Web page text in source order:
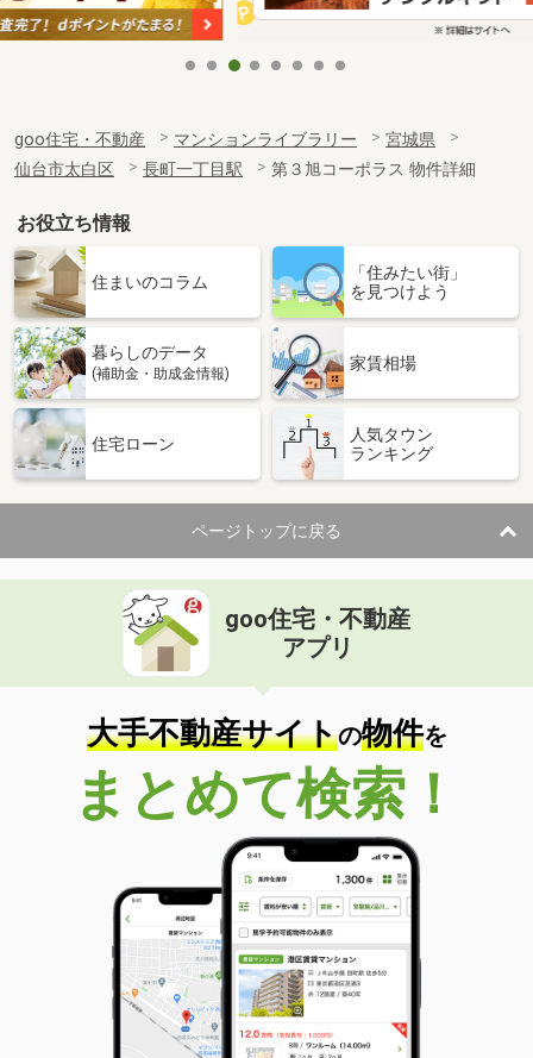
goo住宅・不動産 マンションライブラリー
宮城県
仙台市太白区
長町一丁目駅 第３旭コーポラス 物件詳細
お役立ち情報
住まいのコラム
「住みたい街」
を見つけよう
暮らしのデータ
(補助金・助成金情報)
家賃相場
住宅ローン
人気タウン
ランキング
ページトップに戻る
goo住宅・不動産
アプリ
大手不動産サイトの物件を
まとめて検索！